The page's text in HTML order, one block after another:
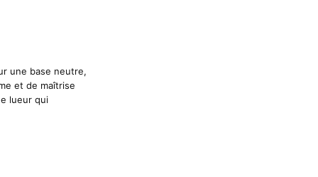
une base neutre,
et de maîtrise
lueur qui